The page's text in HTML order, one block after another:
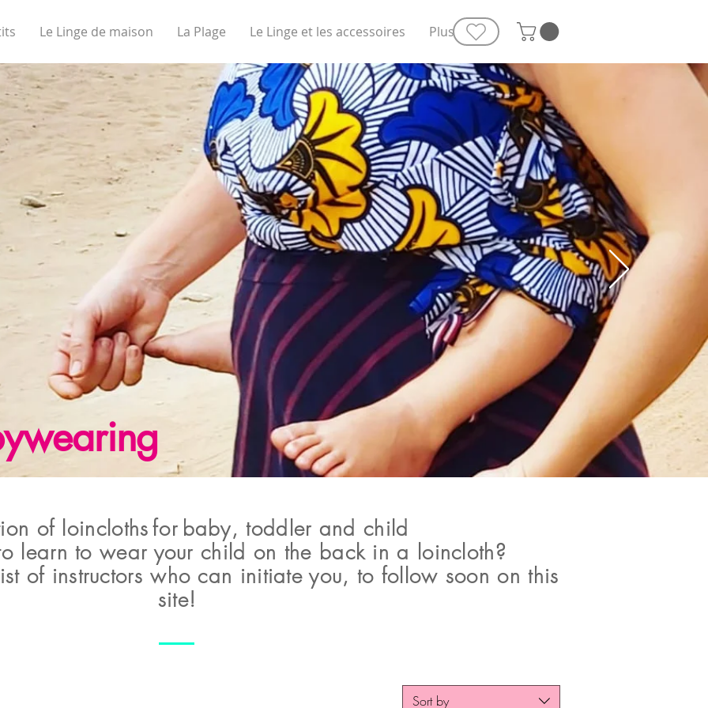
Le Linge de maison La Plage Le Linge et les accessoires Plus
of loinclothsfor baby, toddler and child
learn to wear your child on the back in a loincloth?
of instructors who can initiate you, to follow soon on this
site!
Sort by